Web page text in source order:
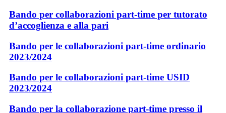
Bando per collaborazioni part-time per tutorato
d’accoglienza e alla pari
Bando per le collaborazioni part-time ordinario
2023/2024
Bando per le collaborazioni part-time USID
2023/2024
Bando per la collaborazione part-time presso il